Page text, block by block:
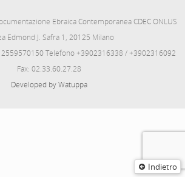
Indietro
Ebraica Contemporanea CDEC ONLUS
Edmond J. Safra 1, 20125 Milano
Telefono +3902316338 / +3902316092
Fax: 02.33.60.27.28
Developed by Watuppa